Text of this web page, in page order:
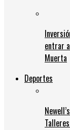
entrar
Muerta
Deportes